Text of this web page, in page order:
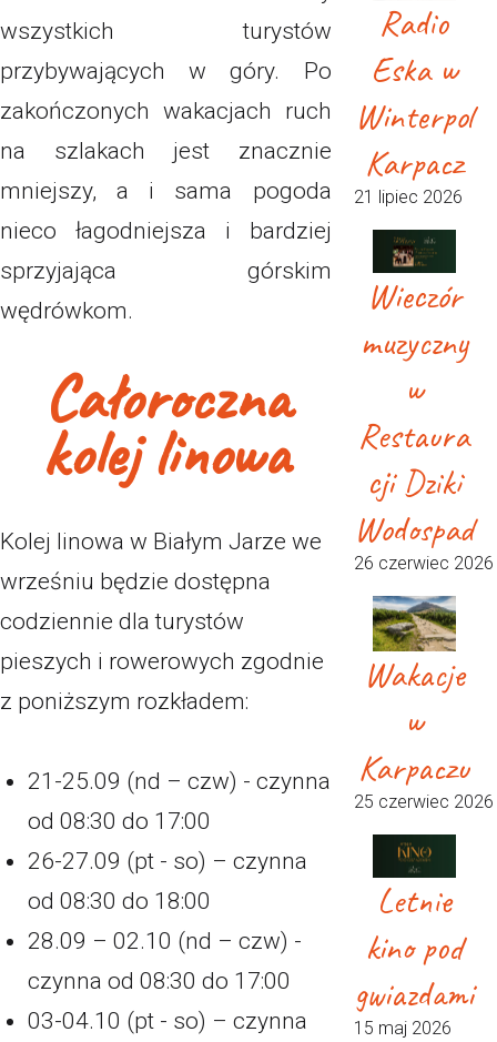
wszystkich turystów
przybywających w góry. Po
zakończonych wakacjach ruch
na szlakach jest znacznie
mniejszy, a i sama pogoda
nieco łagodniejsza i bardziej
sprzyjająca górskim
wędrówkom.
Całoroczna
kolej linowa
Kolej linowa w Białym Jarze we
wrześniu będzie dostępna
codziennie dla turystów
pieszych i rowerowych zgodnie
z poniższym rozkładem:
21-25.09 (nd – czw) - czynna
od 08:30 do 17:00
26-27.09 (pt - so) – czynna
od 08:30 do 18:00
28.09 – 02.10 (nd – czw) -
czynna od 08:30 do 17:00
03-04.10 (pt - so) – czynna
Radio
Eska w
Winterpol
Karpacz
21 lipiec 2026
Wieczór
muzyczny
w
Restaura
cji Dziki
Wodospad
26 czerwiec 2026
Wakacje
w
Karpaczu
25 czerwiec 2026
Letnie
kino pod
gwiazdami
15 maj 2026